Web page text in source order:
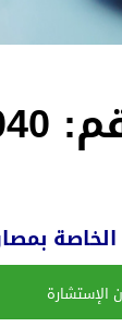
الإستشارة